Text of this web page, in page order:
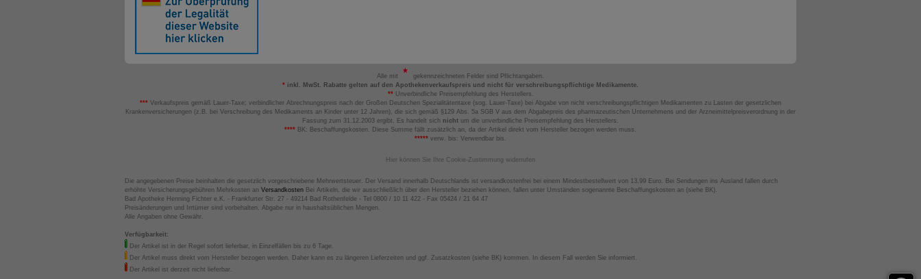
Alle mit
gekennzeichneten Felder sind Pflichtangaben.
* inkl. MwSt. Rabatte gelten auf den Apothekenverkaufspreis und nicht für verschreibungspflichtige Medikamente.
**Unverbindliche Preisempfehlung des Herstellers.
*** Verkaufspreis gemäß Lauer-Taxe; verbindlicher Abrechnungspreis nach der Großen Deutschen Spezialitätentaxe (sog. Lauer-Taxe) bei Abgabe von nicht verschreibungspflichtigen Medikamenten zu Lasten der gesetzlichen
Krankenversicherungen (z.B. bei Verschreibung des Medikaments an Kinder unter 12 Jahren), die sich gemäß §129 Abs. 5a SGB V aus dem Abgabepreis des pharmazeutischen Unternehmens und der Arzneimittelpreisverordnung in der
Fassung zum 31.12.2003 ergibt. Es handelt sich nicht um die unverbindliche Preisempfehlung des Herstellers.
**** BK: Beschaffungskosten. Diese Summe fällt zusätzlich an, da der Artikel direkt vom Hersteller bezogen werden muss.
***** verw. bis: Verwendbar bis.
Hier können Sie Ihre Cookie-Zustimmung widerrufen
Die angegebenen Preise beinhalten die gesetzlich vorgeschriebene Mehrwertsteuer. Der Versand innerhalb Deutschlands ist versandkostenfrei bei einem Mindestbestellwert von 13,99 Euro. Bei Sendungen ins Ausland fallen durch
erhöhte Versicherungsgebühren Mehrkosten an Versandkosten Bei Artikeln, die wir ausschließlich über den Hersteller beziehen können, fallen unter Umständen sogenannte Beschaffungskosten an (siehe BK).
Bad Apotheke Henning Fichter e.K. - Frankfurter Str. 27 - 49214 Bad Rothenfelde - Tel 0800 / 10 11 422 - Fax 05424 / 21 64 47
Preisänderungen und Irrtümer sind vorbehalten. Abgabe nur in haushaltsüblichen Mengen.
Alle Angaben ohne Gewähr.
Verfügbarkeit:
Der Artikel ist in der Regel sofort lieferbar, in Einzelfällen bis zu 6 Tage.
Der Artikel muss direkt vom Hersteller bezogen werden. Daher kann es zu längeren Lieferzeiten und ggf. Zusatzkosten (siehe BK) kommen. In diesem Fall werden Sie informiert.
Der Artikel ist derzeit nicht lieferbar.